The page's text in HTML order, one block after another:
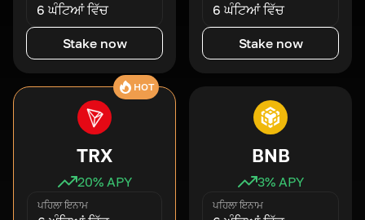
6 ਘੰਟਿਆਂ ਵਿੱਚ
Stake now
6 ਘੰਟਿਆਂ ਵਿੱਚ
Stake now
HOT
TRX
20% APY
ਪਹਿਲਾ ਇਨਾਮ
BNB
3% APY
ਪਹਿਲਾ ਇਨਾਮ